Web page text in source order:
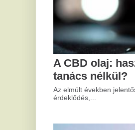
A CBD olaj:
tanács nélkül?
Az elmúlt években jelentősen nőtt
érdeklődés,...
közélet